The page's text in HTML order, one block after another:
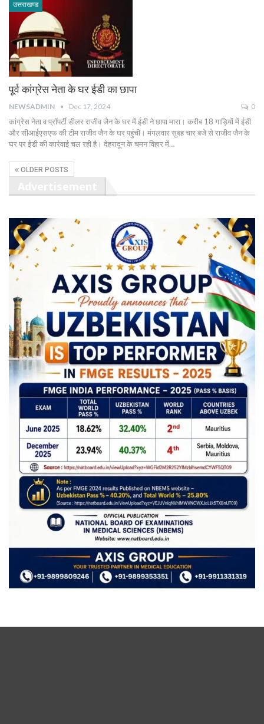
उत्तराखण्ड
पूर्व कांग्रेस नेता के घर ईडी का छापा
NEWSADMIN Dec 17, 2024 0
कांग्रेस नेता व प्रॉपर्टी डीलर राजीव जैन के घर में ईडी ने छापा मारा। करीब 18 गाड़ियों में ईडी
और सीआईएसएफ की टीम राजीव जैन के घर पहुंची। मंगलवार सुबह चार बजे से राजीव जैन के
घर पर ईडी की कार्रवाई चल रही है। देहरादून के चमन विहार में…
OLDER POSTS